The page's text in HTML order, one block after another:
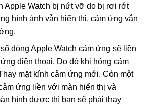
Apple Watch bị nứt vỡ do bị rơi rớt
hình ảnh vẫn hiển thị, cảm ứng vẫn
dòng Apple Watch cảm ứng sẽ liền
điện thoại. Do đó khi hỏng cảm
mặt kính cảm ứng mới. Còn một
ứng liền với màn hiển thị và
hình được thì bạn sẽ phải thay